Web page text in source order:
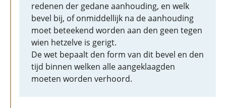
redenen der gedane aanhouding, en welk
bevel bij, of onmiddellijk na de aanhouding
moet beteekend worden aan den geen tegen
wien hetzelve is gerigt.
De wet bepaalt den form van dit bevel en den
tijd binnen welken alle aangeklaagden
moeten worden verhoord.